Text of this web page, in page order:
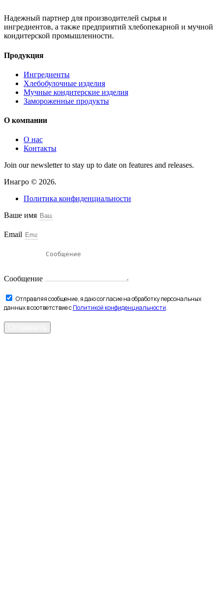
Надежный партнер для производителей сырья и
ингредиентов, а также предприятий хлебопекарной и мучной
кондитерской промышленности.
Продукция
Ингредиенты
Хлебобулочные изделия
Мучные кондитерские изделия
Замороженные продукты
О компании
О нас
Контакты
Join our newsletter to stay up to date on features and releases.
Инагро © 2026.
Политика конфиденциальности
Ваше имя
Email
Сообщение
Отправляя сообщение, я даю согласие на обработку персональных
данных в соответствие сПолитикой конфиденциальности.